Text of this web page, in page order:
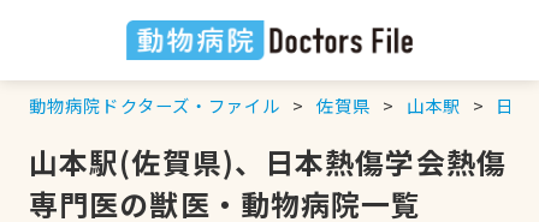
動物病院ドクターズ・ファイル 佐賀県 山本駅 日本
山本駅(佐賀県)、日本熱傷学会熱傷
専門医の獣医・動物病院一覧